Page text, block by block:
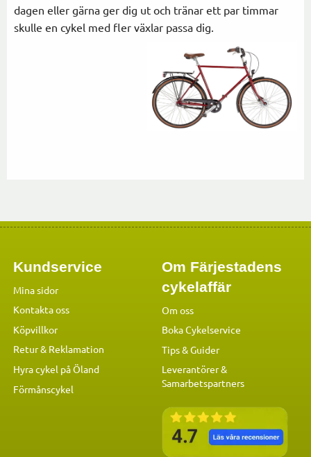
dagen eller gärna ger dig ut och tränar ett par timmar
skulle en cykel med fler växlar passa dig.
Kundservice
Mina sidor
Kontakta oss
Köpvillkor
Retur & Reklamation
Hyra cykel på Öland
Förmånscykel
Om Färjestadens
cykelaffär
Om oss
Boka Cykelservice
Tips & Guider
Leverantörer &
Samarbetspartners